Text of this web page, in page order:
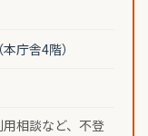
庁舎4階）
相談など、不登